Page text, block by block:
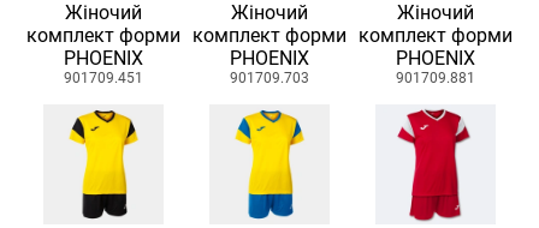
Жіночий
комплект форми
PHOENIX
901709.451
Жіночий
комплект форми
PHOENIX
901709.703
Жіночий
комплект форми
PHOENIX
901709.881